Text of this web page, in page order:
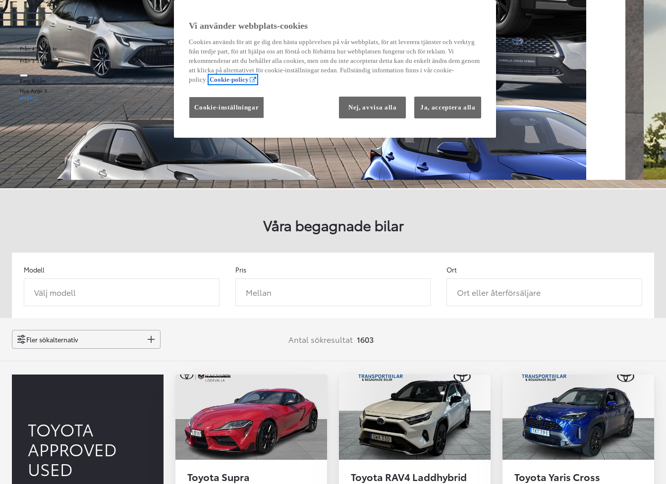
Från 479 900 kr
Från 3 333 kr/mån
Easy Billån
Från 569 900 kr
Från 3 958 kr/mån
Nya Aygo X
HYBRID
Från 238 900 kr
Easy Billån
HYBRID
GR Yaris
BENSIN
Corolla
HYBRID
Våra begagnade bilar
Modell
Välj modell
Pris
Mellan
Ort
Ort eller återförsäljare
Fler sökalternativ Antal sökresultat 1603
TOYOTA
APPROVED
USED
Toyota Supra Toyota RAV4 Laddhybrid Toyota Yaris Cross
Vi använder webbplats-cookies
Cookies används för att ge dig den bästa upplevelsen på vår webbplats, för att leverera tjänster och verktyg
från tredje part, för att hjälpa oss att förstå och förbättra hur webbplatsen fungerar och för reklam. Vi
rekommenderar att du behåller alla cookies, men om du inte accepterar detta kan du enkelt ändra dem genom
att klicka på alternativet för cookie-inställningar nedan. Fullständig information finns i vår cookie-
policy. Cookie-policy
Cookie-inställningar Nej, avvisa alla Ja, acceptera alla